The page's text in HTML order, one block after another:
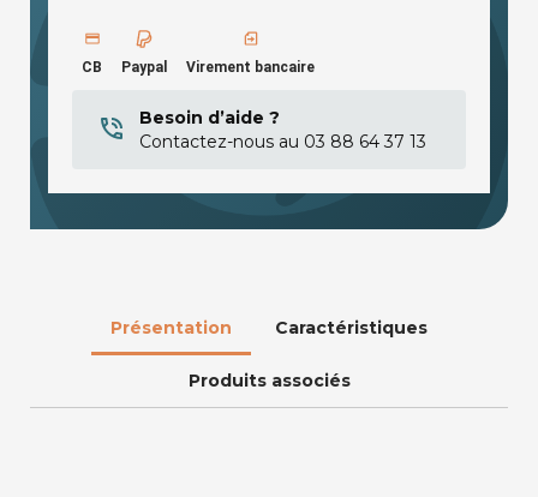
CB Paypal Virement bancaire
Besoin d’aide ?
Contactez-nous au 03 88 64 37 13
Présentation Caractéristiques
Produits associés